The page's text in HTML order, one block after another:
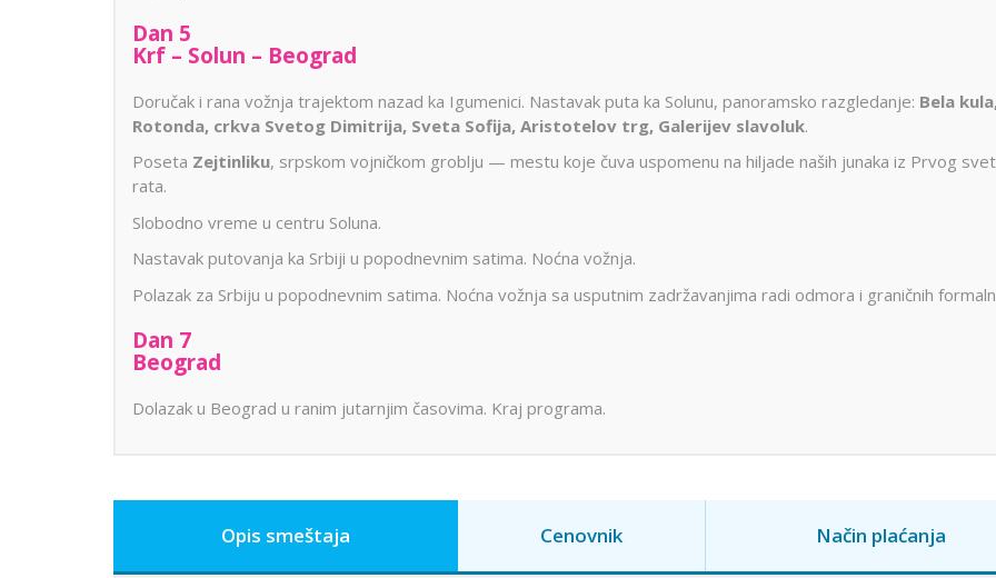
Dan 5
Krf – Solun – Beograd
Doručak i rana vožnja trajektom nazad ka Igumenici. Nastavak puta ka Solunu, panoramsko razgledanje: Bela
Rotonda, crkva Svetog Dimitrija, Sveta Sofija, Aristotelov trg, Galerijev slavoluk.
Poseta Zejtinliku, srpskom vojničkom groblju — mestu koje čuva uspomenu na hiljade naših junaka iz Prvog
rata.
Slobodno vreme u centru Soluna.
Nastavak putovanja ka Srbiji u popodnevnim satima. Noćna vožnja.
Polazak za Srbiju u popodnevnim satima. Noćna vožnja sa usputnim zadržavanjima radi odmora i graničnih
Dan 7
Beograd
Dolazak u Beograd u ranim jutarnjim časovima. Kraj programa.
Opis smeštaja Cenovnik Način plaćanja